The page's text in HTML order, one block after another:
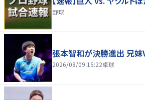
野球
張本智和が決勝進出 兄妹
2026/08/09 15:22卓球